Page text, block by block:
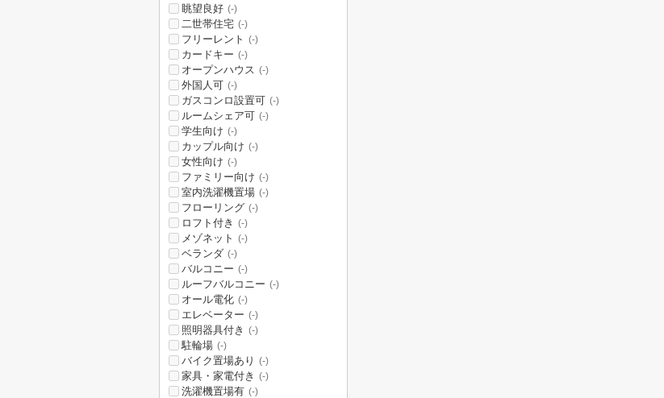
眺望良好 (-)
二世帯住宅 (-)
フリーレント (-)
カードキー (-)
オープンハウス (-)
外国人可 (-)
ガスコンロ設置可 (-)
ルームシェア可 (-)
学生向け (-)
カップル向け (-)
女性向け (-)
ファミリー向け (-)
室内洗濯機置場 (-)
フローリング (-)
ロフト付き (-)
メゾネット (-)
ベランダ (-)
バルコニー (-)
ルーフバルコニー (-)
オール電化 (-)
エレベーター (-)
照明器具付き (-)
駐輪場 (-)
バイク置場あり (-)
家具・家電付き (-)
洗濯機置場有 (-)